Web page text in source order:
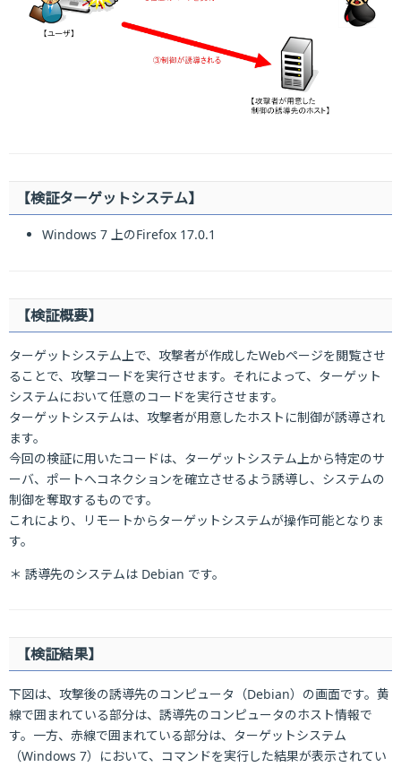
【検証ターゲットシステム】
Windows 7 上のFirefox 17.0.1
【検証概要】
ターゲットシステム上で、攻撃者が作成したWebページを閲覧させ
ることで、攻撃コードを実行させます。それによって、ターゲット
システムにおいて任意のコードを実行させます。
ターゲットシステムは、攻撃者が用意したホストに制御が誘導され
ます。
今回の検証に用いたコードは、ターゲットシステム上から特定のサ
ーバ、ポートへコネクションを確立させるよう誘導し、システムの
制御を奪取するものです。
これにより、リモートからターゲットシステムが操作可能となりま
す。
＊ 誘導先のシステムは Debian です。
【検証結果】
下図は、攻撃後の誘導先のコンピュータ（Debian）の画面です。黄
線で囲まれている部分は、誘導先のコンピュータのホスト情報で
す。一方、赤線で囲まれている部分は、ターゲットシステム
（Windows 7）において、コマンドを実行した結果が表示されてい